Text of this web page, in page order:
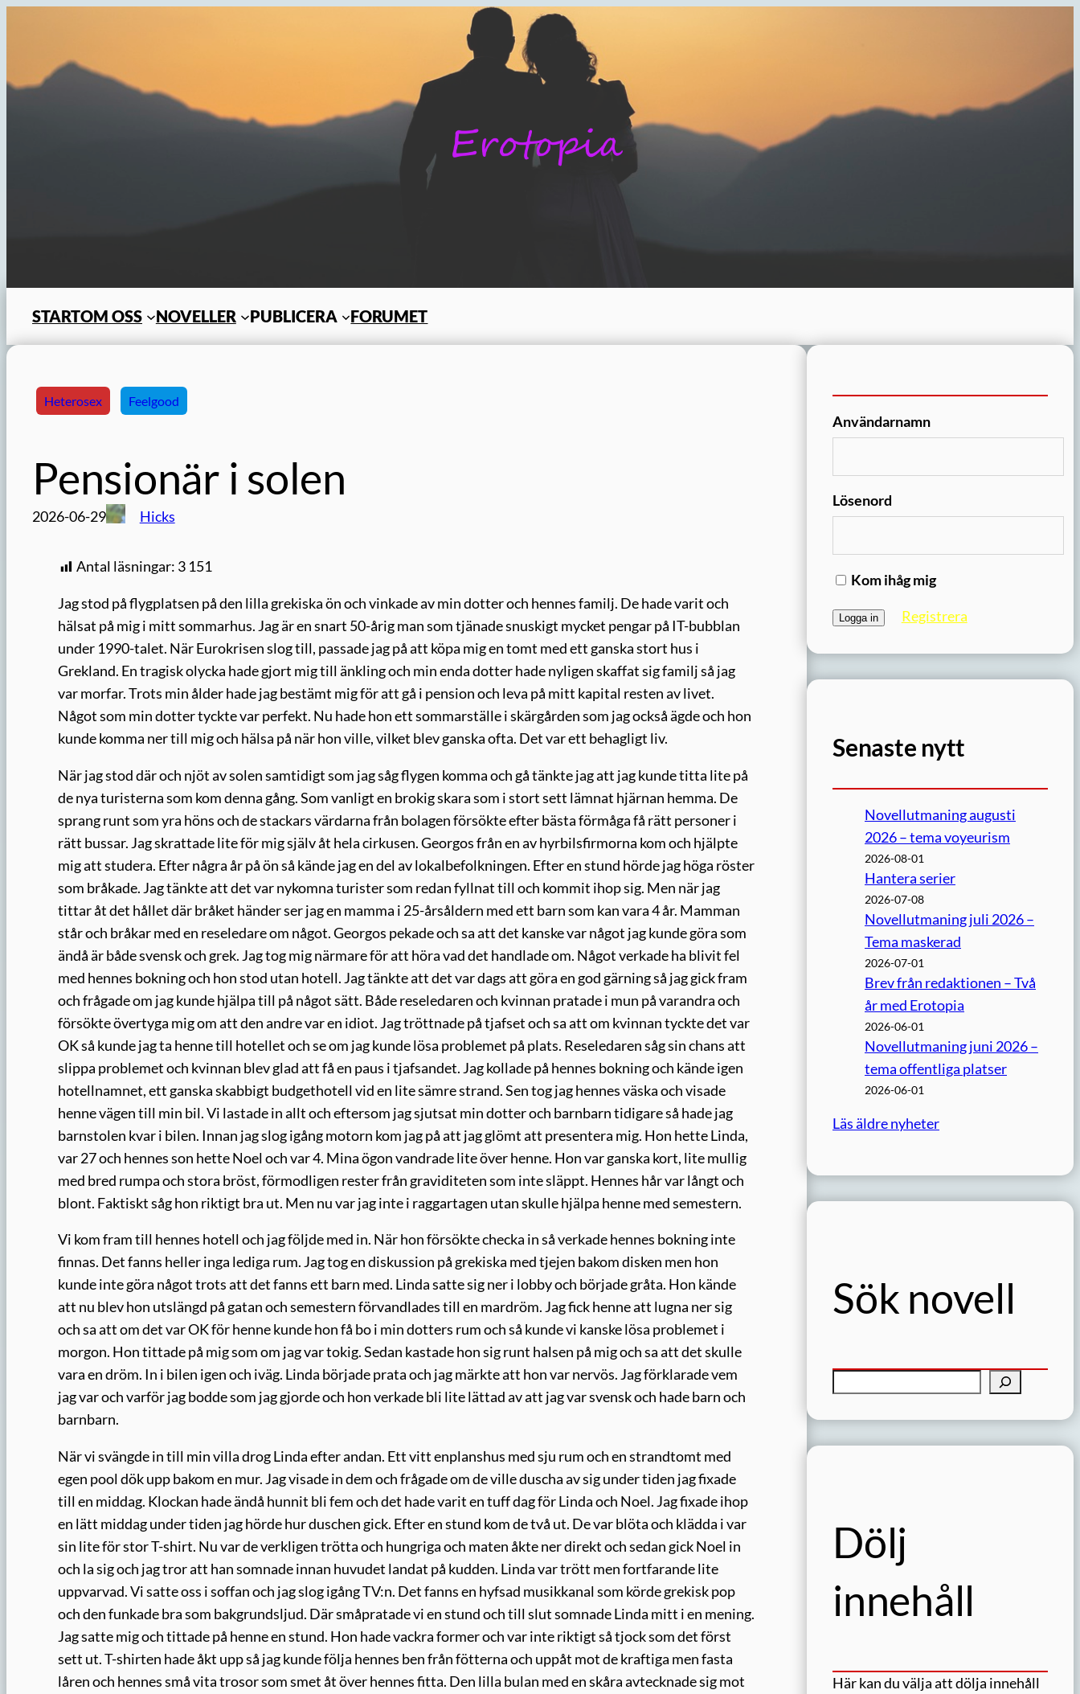
STARTOM OSS NOVELLER PUBLICERA FORUMET
Heterosex Feelgood
Pensionär i solen
2026-06-29 Hicks
Antal läsningar: 3 151
Jag stod på flygplatsen på den lilla grekiska ön och vinkade av min dotter och hennes familj. De hade varit och
hälsat på mig i mitt sommarhus. Jag är en snart 50-årig man som tjänade snuskigt mycket pengar på IT-bubblan
under 1990-talet. När Eurokrisen slog till, passade jag på att köpa mig en tomt med ett ganska stort hus i
Grekland. En tragisk olycka hade gjort mig till änkling och min enda dotter hade nyligen skaffat sig familj så jag
var morfar. Trots min ålder hade jag bestämt mig för att gå i pension och leva på mitt kapital resten av livet.
Något som min dotter tyckte var perfekt. Nu hade hon ett sommarställe i skärgården som jag också ägde och hon
kunde komma ner till mig och hälsa på när hon ville, vilket blev ganska ofta. Det var ett behagligt liv.
När jag stod där och njöt av solen samtidigt som jag såg flygen komma och gå tänkte jag att jag kunde titta lite på
de nya turisterna som kom denna gång. Som vanligt en brokig skara som i stort sett lämnat hjärnan hemma. De
sprang runt som yra höns och de stackars värdarna från bolagen försökte efter bästa förmåga få rätt personer i
rätt bussar. Jag skrattade lite för mig själv åt hela cirkusen. Georgos från en av hyrbilsfirmorna kom och hjälpte
mig att studera. Efter några år på ön så kände jag en del av lokalbefolkningen. Efter en stund hörde jag höga röster
som bråkade. Jag tänkte att det var nykomna turister som redan fyllnat till och kommit ihop sig. Men när jag
tittar åt det hållet där bråket händer ser jag en mamma i 25-årsåldern med ett barn som kan vara 4 år. Mamman
står och bråkar med en reseledare om något. Georgos pekade och sa att det kanske var något jag kunde göra som
ändå är både svensk och grek. Jag tog mig närmare för att höra vad det handlade om. Något verkade ha blivit fel
med hennes bokning och hon stod utan hotell. Jag tänkte att det var dags att göra en god gärning så jag gick fram
och frågade om jag kunde hjälpa till på något sätt. Både reseledaren och kvinnan pratade i mun på varandra och
försökte övertyga mig om att den andre var en idiot. Jag tröttnade på tjafset och sa att om kvinnan tyckte det var
OK så kunde jag ta henne till hotellet och se om jag kunde lösa problemet på plats. Reseledaren såg sin chans att
slippa problemet och kvinnan blev glad att få en paus i tjafsandet. Jag kollade på hennes bokning och kände igen
hotellnamnet, ett ganska skabbigt budgethotell vid en lite sämre strand. Sen tog jag hennes väska och visade
henne vägen till min bil. Vi lastade in allt och eftersom jag sjutsat min dotter och barnbarn tidigare så hade jag
barnstolen kvar i bilen. Innan jag slog igång motorn kom jag på att jag glömt att presentera mig. Hon hette Linda,
var 27 och hennes son hette Noel och var 4. Mina ögon vandrade lite över henne. Hon var ganska kort, lite mullig
med bred rumpa och stora bröst, förmodligen rester från graviditeten som inte släppt. Hennes hår var långt och
blont. Faktiskt såg hon riktigt bra ut. Men nu var jag inte i raggartagen utan skulle hjälpa henne med semestern.
Vi kom fram till hennes hotell och jag följde med in. När hon försökte checka in så verkade hennes bokning inte
finnas. Det fanns heller inga lediga rum. Jag tog en diskussion på grekiska med tjejen bakom disken men hon
kunde inte göra något trots att det fanns ett barn med. Linda satte sig ner i lobby och började gråta. Hon kände
att nu blev hon utslängd på gatan och semestern förvandlades till en mardröm. Jag fick henne att lugna ner sig
och sa att om det var OK för henne kunde hon få bo i min dotters rum och så kunde vi kanske lösa problemet i
morgon. Hon tittade på mig som om jag var tokig. Sedan kastade hon sig runt halsen på mig och sa att det skulle
vara en dröm. In i bilen igen och iväg. Linda började prata och jag märkte att hon var nervös. Jag förklarade vem
jag var och varför jag bodde som jag gjorde och hon verkade bli lite lättad av att jag var svensk och hade barn och
barnbarn.
När vi svängde in till min villa drog Linda efter andan. Ett vitt enplanshus med sju rum och en strandtomt med
egen pool dök upp bakom en mur. Jag visade in dem och frågade om de ville duscha av sig under tiden jag fixade
till en middag. Klockan hade ändå hunnit bli fem och det hade varit en tuff dag för Linda och Noel. Jag fixade ihop
en lätt middag under tiden jag hörde hur duschen gick. Efter en stund kom de två ut. De var blöta och klädda i var
sin lite för stor T-shirt. Nu var de verkligen trötta och hungriga och maten åkte ner direkt och sedan gick Noel in
och la sig och jag tror att han somnade innan huvudet landat på kudden. Linda var trött men fortfarande lite
uppvarvad. Vi satte oss i soffan och jag slog igång TV:n. Det fanns en hyfsad musikkanal som körde grekisk pop
och den funkade bra som bakgrundsljud. Där småpratade vi en stund och till slut somnade Linda mitt i en mening.
Jag satte mig och tittade på henne en stund. Hon hade vackra former och var inte riktigt så tjock som det först
sett ut. T-shirten hade åkt upp så jag kunde följa hennes ben från fötterna och uppåt mot de kraftiga men fasta
låren och hennes små vita trosor som smet åt över hennes fitta. Den lilla bulan med en skåra avtecknade sig mot
Användarnamn
Lösenord
Kom ihåg mig
Registrera
Senaste nytt
Novellutmaning augusti
2026 – tema voyeurism
2026-08-01
Hantera serier
2026-07-08
Novellutmaning juli 2026 –
Tema maskerad
2026-07-01
Brev från redaktionen – Två
år med Erotopia
2026-06-01
Novellutmaning juni 2026 –
tema offentliga platser
2026-06-01
Läs äldre nyheter
Sök novell
k
Dölj
innehåll
Här kan du välja att dölja innehåll